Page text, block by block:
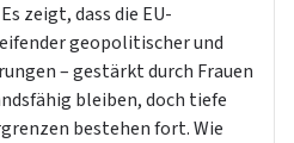
zeigt, dass die EU-
geopolitischer und
– gestärkt durch Frauen
bleiben, doch tiefe
bestehen fort. Wie